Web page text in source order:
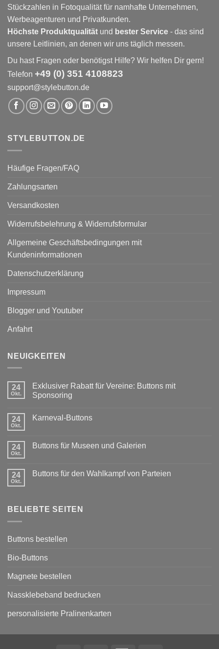
Stückzahlen in Fotoqualität für namhafte Unternehmen,
Werbeagenturen und Privatkunden.
Höchste Produktqualität und bester Service - das sind
unsere Leitlinien, an denen wir uns täglich messen.
Du hast Fragen oder benötigst Hilfe? Wir helfen Dir gern!
Telefon +49 (0) 351 4108823
support@stylebutton.de
STYLEBUTTON.DE
Häufige Fragen/FAQ
Zahlungsarten
Versandkosten
Widerrufsbelehrung & Widerrufsformular
Allgemeine Geschäftsbedingungen mit
Kundeninformationen
Datenschutzerklärung
Impressum
Blogger und Youtuber
Anfahrt
NEUIGKEITEN
24
Okt.
Exklusiver Rabatt für Vereine: Buttons mit
Sponsoring
zu
Vereine:
24
Okt.
Karneval-Buttons
zu
Karneval-
24
Okt.
Buttons für Museen und Galerien
zu
Buttons
24
Okt.
Buttons für den Wahlkampf von Parteien
für
Parteien
BELIEBTE SEITEN
Buttons bestellen
Bio-Buttons
Magnete bestellen
Nassklebeband bedrucken
personalisierte Pralinenkarten